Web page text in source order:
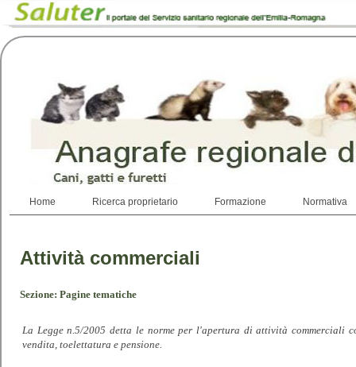
Home Ricerca proprietario Formazione Normativa
Attività commerciali
Sezione: Pagine tematiche
La Legge n.5/2005 detta le norme per l'apertura di attività commerciali
vendita, toelettatura e pensione.